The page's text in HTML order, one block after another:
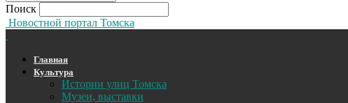
Поиск
Новостной портал Томска
Главная
Культура
Истории улиц Томска
Музеи, выставки